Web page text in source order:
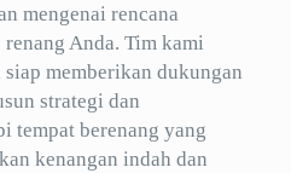
mengenai rencana
Anda. Tim kami
memberikan dukungan
strategi dan
tempat berenang yang
kenangan indah dan